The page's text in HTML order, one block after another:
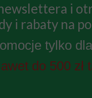
i
i rabaty na
tylko
do 500 zł
osoby
Uwaga na
na Facebooku